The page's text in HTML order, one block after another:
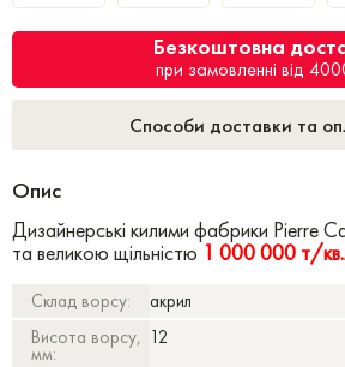
Безкоштовна
при замовленні від
Способи доставки та
Опис
Дизайнерські килими фабрики Pierre
та великою щільністю 1 000 000 т/
Склад ворсу:
акрил
Висота ворсу,
мм:
12